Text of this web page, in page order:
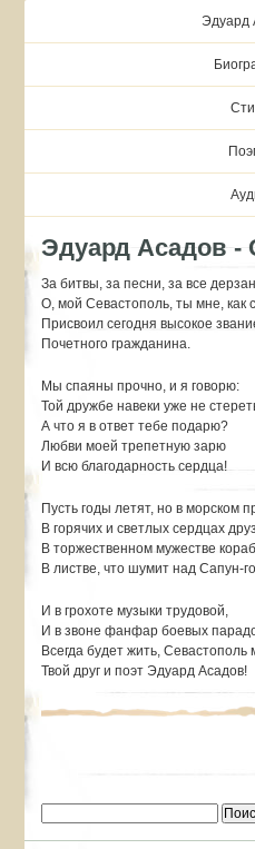
Эдуард
Эдуард Асадов -
За битвы, за песни, за все
О, мой Севастополь, ты мне, как
Присвоил сегодня высокое
Почетного гражданина.
Мы спаяны прочно, и я говорю:
Той дружбе навеки уже не
А что я в ответ тебе подарю?
Любви моей трепетную зарю
И всю благодарность сердца!
Пусть годы летят, но в морском
В горячих и светлых сердцах
В торжественном мужестве
В листве, что шумит над Сапун-
И в грохоте музыки трудовой,
И в звоне фанфар боевых
Всегда будет жить, Севастополь
Твой друг и поэт Эдуард Асадов!